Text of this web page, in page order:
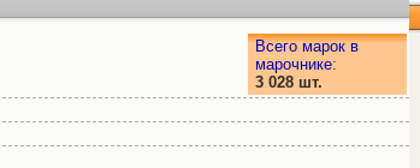
Всего марок в
марочнике:
3 028 шт.